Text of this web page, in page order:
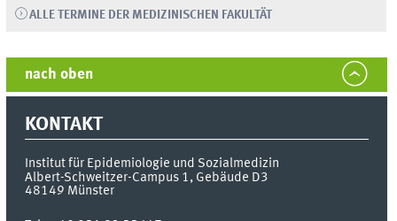
ALLE TERMINE DER MEDIZINISCHEN FAKULTÄT
nach oben
KONTAKT
Institut für Epidemiologie und Sozialmedizin
Albert-Schweitzer-Campus 1, Gebäude D3
48149 Münster